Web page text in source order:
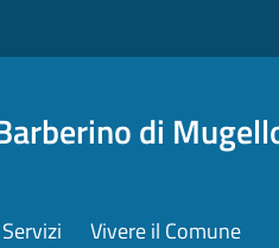
di
Servizi Vivere il Comune